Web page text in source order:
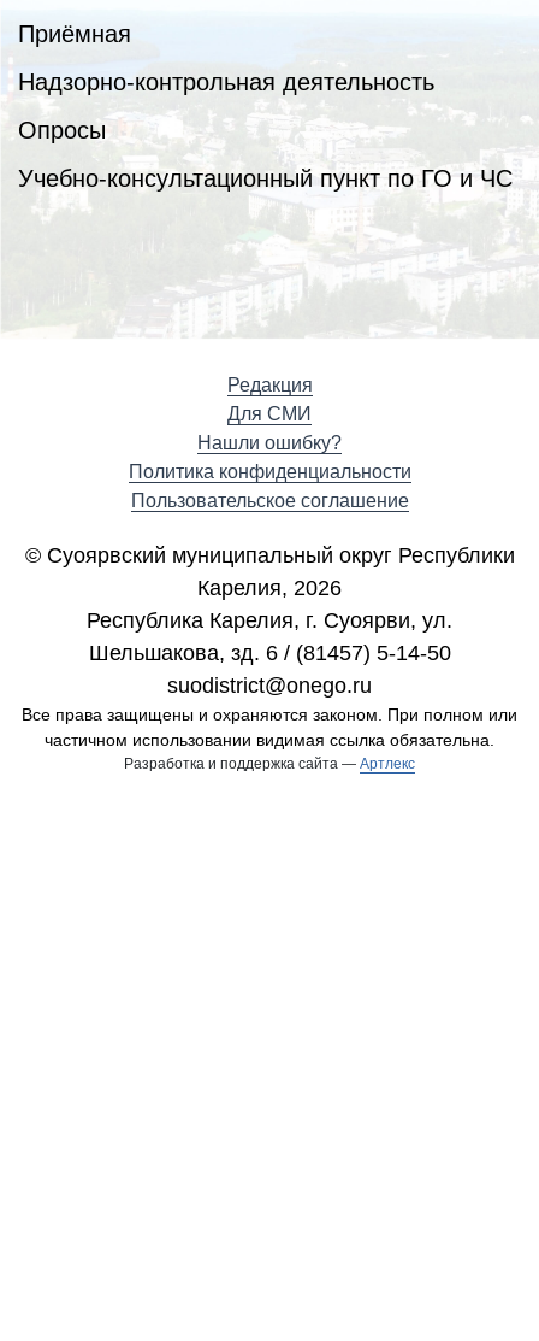
Приёмная
Надзорно-контрольная деятельность
Опросы
Учебно-консультационный пункт по ГО и ЧС
Редакция
Для СМИ
Нашли ошибку?
Политика конфиденциальности
Пользовательское соглашение
© Суоярвский муниципальный округ Республики
Карелия, 2026
Республика Карелия, г. Cуоярви, ул.
Шельшакова, зд. 6 / (81457) 5-14-50
suodistrict@onego.ru
Все права защищены и охраняются законом. При полном или
частичном использовании видимая ссылка обязательна.
Разработка и поддержка сайта — Артлекс